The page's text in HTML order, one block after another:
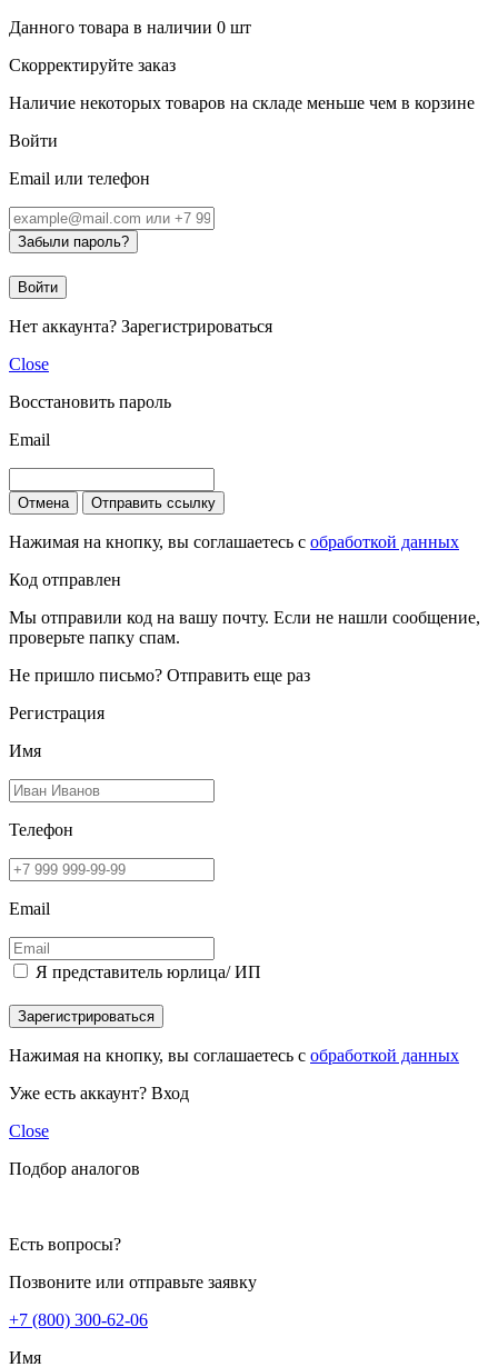
Данного товара в наличии 0 шт
Скорректируйте заказ
Наличие некоторых товаров на складе меньше чем в корзине
Войти
Email или телефон
Забыли пароль?
Войти
Нет аккаунта? Зарегистрироваться
Close
Восстановить пароль
Email
Отмена Отправить ссылку
Нажимая на кнопку, вы соглашаетесь с обработкой данных
Код отправлен
Мы отправили код на вашу почту. Если не нашли сообщение,
проверьте папку спам.
Не пришло письмо? Отправить еще раз
Регистрация
Имя
Телефон
Email
Я представитель юрлица/ ИП
Зарегистрироваться
Нажимая на кнопку, вы соглашаетесь с обработкой данных
Уже есть аккаунт? Вход
Close
Подбор аналогов
Есть вопросы?
Позвоните или отправьте заявку
+7 (800) 300-62-06
Имя